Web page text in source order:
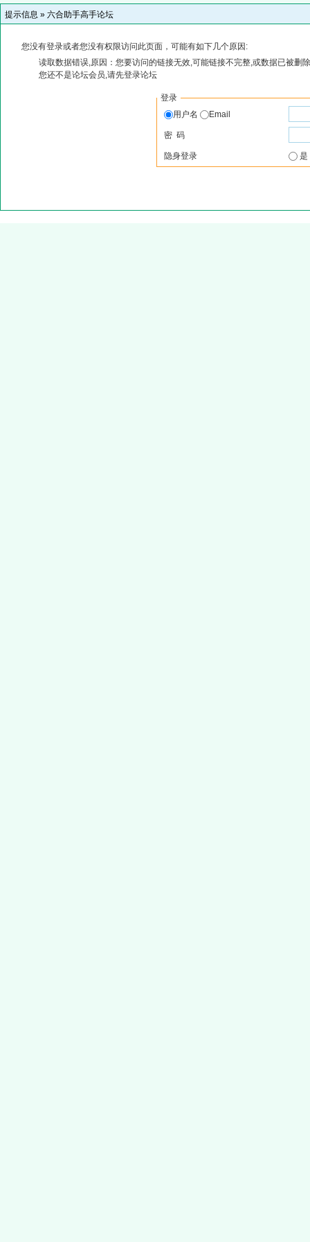
提示信息 » 六合助手高手论坛
您没有登录或者您没有权限访问此页面，可能有如下几个原因:
读取数据错误,原因：您要访问的链接无效,可能链接不完整,或数据已被删
您还不是论坛会员,请先登录论坛
登录
用户名
Email
密 码
隐身登录